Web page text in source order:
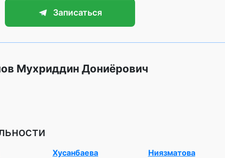
Записаться
Мухриддин Дониёрович
Хусанбаева
Ниязматова